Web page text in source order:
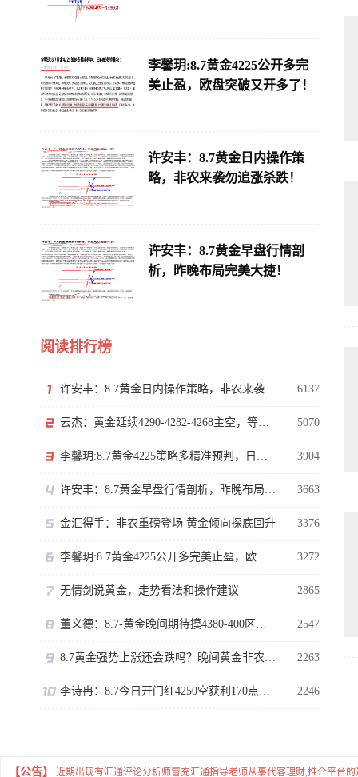
李馨玥:8.7黄金4225公开多完
美止盈，欧盘突破又开多了！
许安丰：8.7黄金日内操作策
略，非农来袭勿追涨杀跌！
许安丰：8.7黄金早盘行情剖
析，昨晚布局完美大捷！
阅读排行榜
许安丰：8.7黄金日内操作策略，非农来袭勿追涨杀跌！ 6137
云杰：黄金延续4290-4282-4268主空，等非农下探回升 5070
李馨玥:8.7黄金4225策略多精准预判，日内低多等非农！ 3904
许安丰：8.7黄金早盘行情剖析，昨晚布局完美大捷！ 3663
金汇得手：非农重磅登场 黄金倾向探底回升 3376
李馨玥:8.7黄金4225公开多完美止盈，欧盘突破又开多了！ 3272
无情剑说黄金，走势看法和操作建议 2865
董义德：8.7-黄金晚间期待摸4380-400区域。 2547
8.7黄金强势上涨还会跌吗？晚间黄金非农怎么看 2263
李诗冉：8.7今日开门红4250空获利170点，日内黄金回踩先多。 2246
【公告】 近期出现有汇通评论分析师冒充汇通指导老师从事代客理财,推介平台